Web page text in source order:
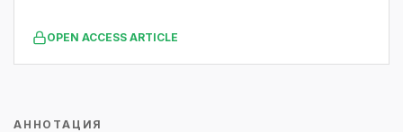
OPEN ACCESS ARTICLE
АННОТАЦИЯ